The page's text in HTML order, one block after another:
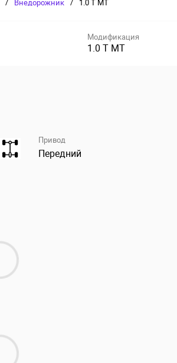
/ Внедорожник / 1.0 T MT
Модификация
1.0 T MT
Привод
Передний